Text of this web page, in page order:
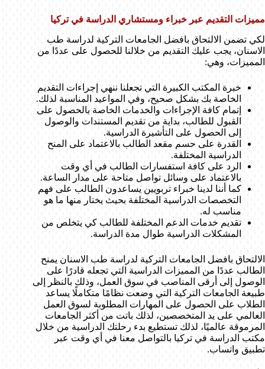
مميزات التقديم عبر خبراء ومستشاري الدراسة في تركيا
لكي تضمن الالتحاق بافضل الجامعات التركية لدراسة طب
الاسنان، يجب عليك التقديم من خلالنا للحصول على عددًا من
المميزات، وهي:
خبرة المكتب الكبيرة التي تجعلنا ننهي إجراءات التقديم
الخاصة بك بشكل صحيح، وفي المواعيد المناسبة لذلك.
إتمام كافة الإجراءات والخدمات الخاصة بالحصول على
القبول للطالب، بداية من تقديم المستندات والوصول
إلى الحصول على التأشيرة الدراسية.
القدرة على حسم مقعد الطالب بالاعتماد على المنح
الدراسية المختلفة.
الرد على كافة استفسارات الطالب في أي وقت
بالاعتماد على وسائل تواصل متاحة على مدار الساعة.
كما أننا لدينا خبراء تربويين يساعدون الطالب على فهم
التخصصات الدراسية المختلفة بحيث يختار منها ما هو
مناسب له.
تقديم خدمات الدعم المختلفة للطالب كي يتخلص من
المشكلات الدراسية طوال مدة الدراسة.
الالتحاق بافضل الجامعات التركية لدراسة طب الاسنان يمنح
الطالب عددًا من المميزات الدراسية التي تجعله قادرًا على
الوصول إلى أرقى المناصب في سوق العمل، وذلك بالنظر إلى
طبيعة الجامعات التركية التي وضعت نظامًا متكاملًا يساعد
الطلاب على الحصول على المهارات المطلوبة لسوق العمل
العالمي على يد المتخصصين، لذلك باتت من أكثر الجامعات
المرموقة عالميًا، لذلك تستطيع بدء رحلتك الدراسية من خلال
مكتب الدراسة في تركيا بالتواصل معنا في أي وقت عبر
تطبيق واتساب.